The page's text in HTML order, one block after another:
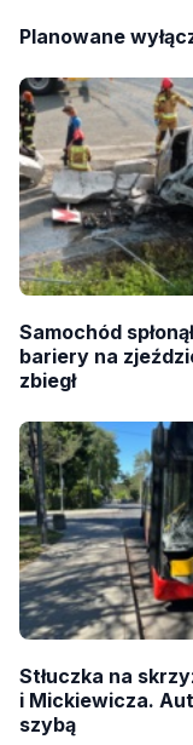
Planowane
Samochód
bariery na
zbiegł
Stłuczka na
i Mickiewicza.
szybą